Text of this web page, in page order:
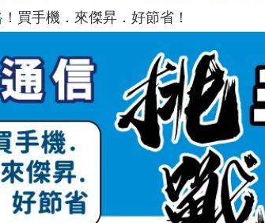
！買手機．來傑昇．好節省！